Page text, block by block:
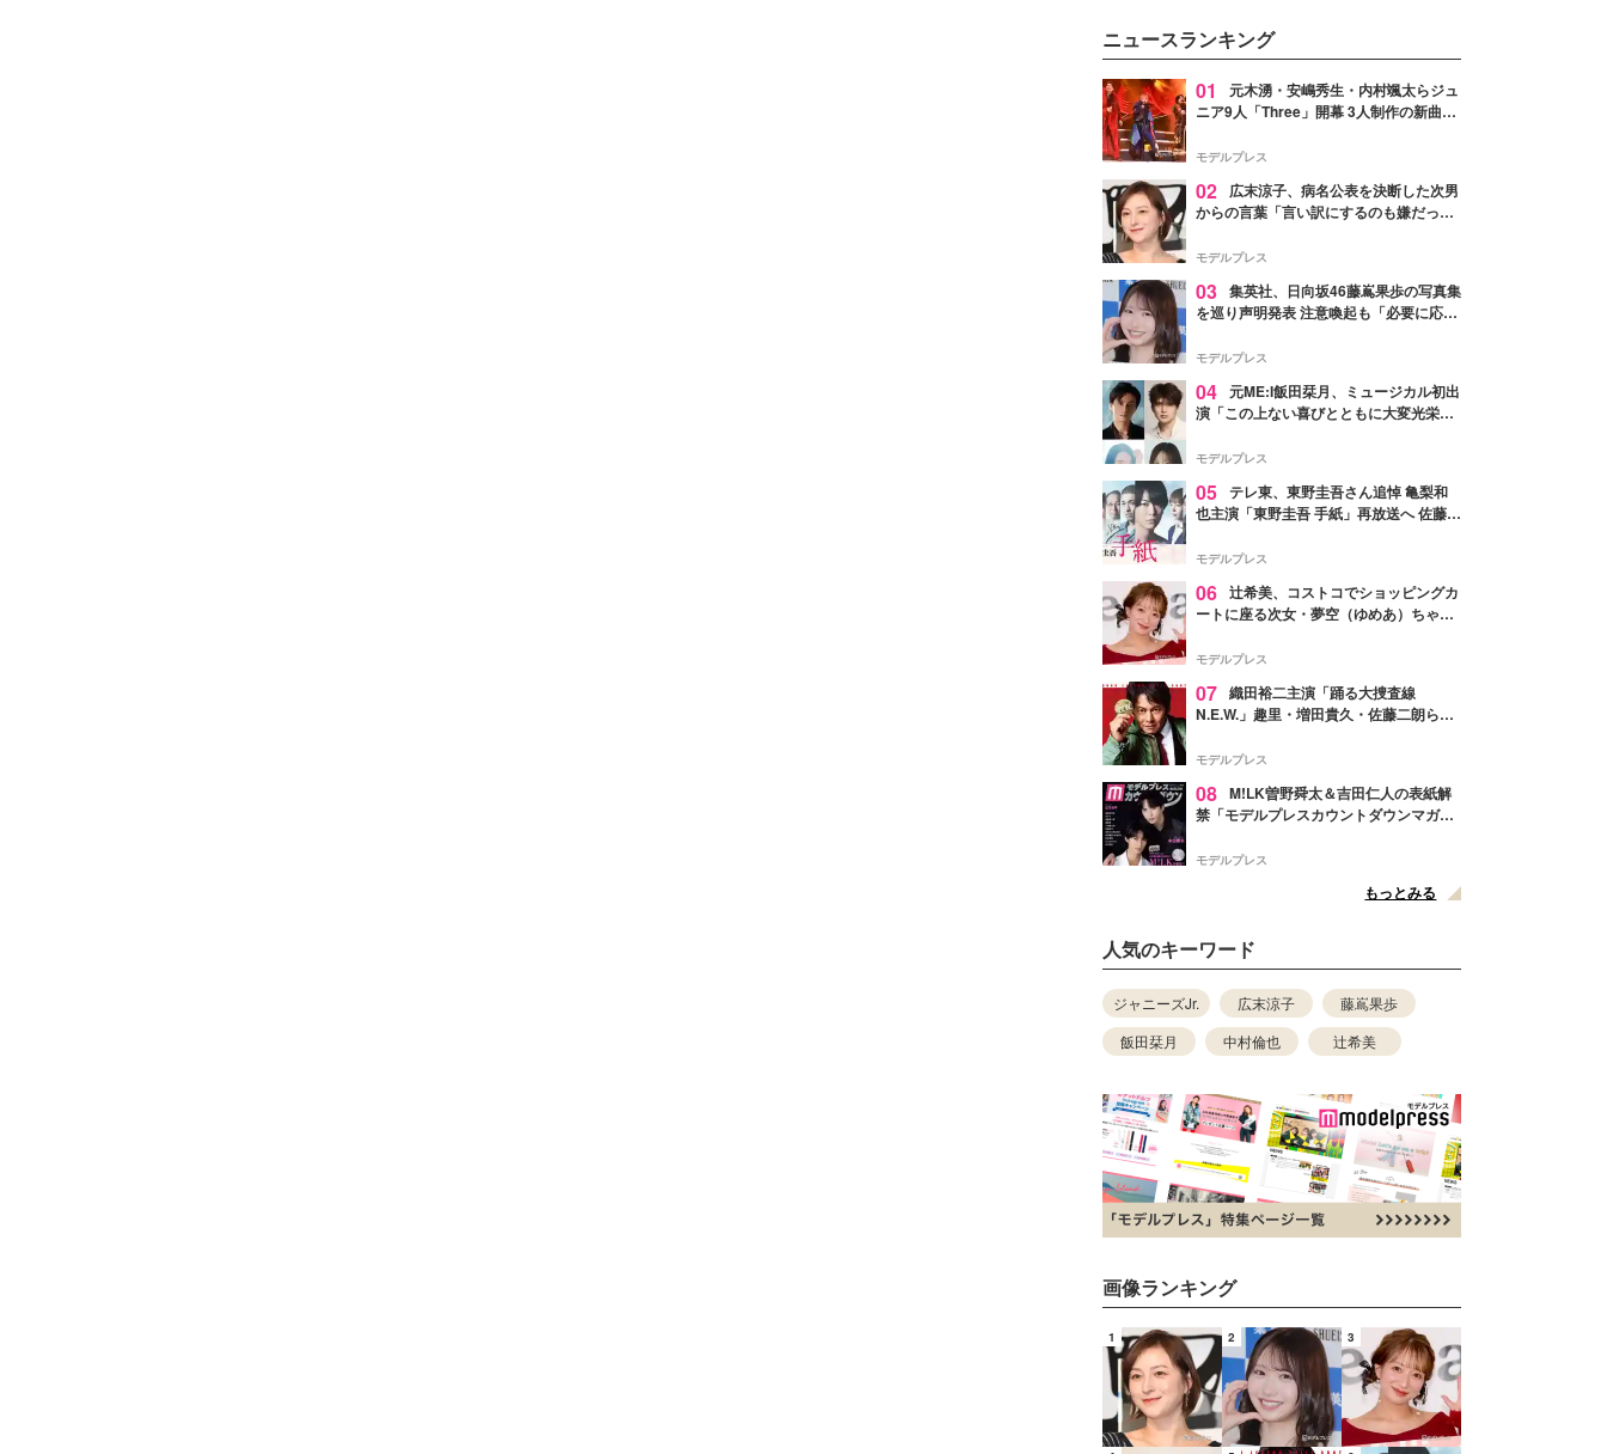
ター・茅野しのぶ。一人ひとりの
個性に寄り添い、魅力を引き出す
衣装作りは、多くの女性たちに勇
気と自信を与え続けている。
ニュースランキング
01
元木湧・安嶋秀生・内村颯太らジュ
ニア9人「Three」開幕 3人制作の新曲＆
進んで夢を掴みたい」【ゲネプロレポ】
モデルプレス
02
広末涼子、病名公表を決断した次男
からの言葉「言い訳にするのも嫌だっ
モデルプレス
03 集英社、日向坂46藤嶌果歩の写真集
を巡り声明発表 注意喚起も「必要に応じ
モデルプレス
04 元ME:I飯田栞月、ミュージカル初出
演「この上ない喜びとともに大変光栄」
ャスト発表
モデルプレス
05 テレ東、東野圭吾さん追悼 亀梨和
也主演「東野圭吾 手紙」再放送へ 佐藤隆
モデルプレス
06 辻希美、コストコでショッピングカ
ートに座る次女・夢空（ゆめあ）ちゃん
ぎ」「成長を感じる」の声
モデルプレス
07 織田裕二主演「踊る大捜査線
N.E.W.」趣里・増田貴久・佐藤二朗ら新
徴する“謎のキーワード”も
モデルプレス
08 M!LK曽野舜太＆吉田仁人の表紙解
禁「モデルプレスカウントダウンマガジ
モデルプレス
もっとみる
人気のキーワード
ジャニーズJr. 広末涼子
藤嶌果歩
飯田栞月
中村倫也 辻希美
画像ランキング
1 2 3